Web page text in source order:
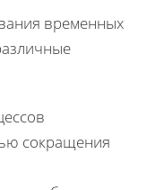
временных
сокращения